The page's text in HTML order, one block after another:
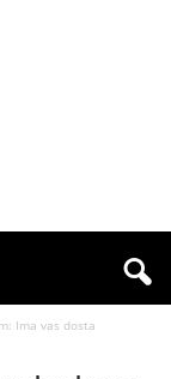
Ima vas dosta